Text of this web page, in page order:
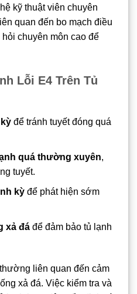
kỹ thuật viên chuyên
quan đến bo mạch điều
chuyên môn cao để
Lỗi E4 Trên Tủ
để tránh tuyết đóng quá
quá thường xuyên,
tuyết.
kỳđể phát hiện sớm
xả đáđể đảm bảo tủ lạnh
liên quan đến cảm
xả đá. Việc kiểm tra và